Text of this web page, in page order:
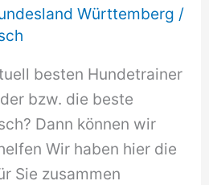
Württemberg /
besten Hundetrainer
bzw. die beste
Dann können wir
Wir haben hier die
Sie zusammen